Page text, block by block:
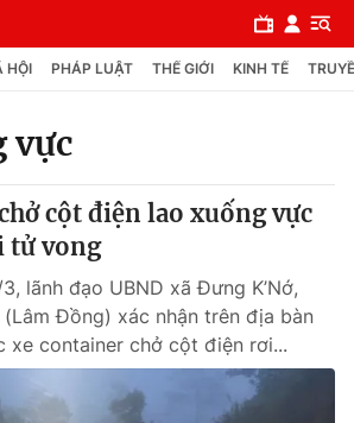
HỘI PHÁP LUẬT THẾ GIỚI KINH TẾ
vực
cột điện lao xuống vực
tử vong
lãnh đạo UBND xã Đưng K’Nớ,
Đồng) xác nhận trên địa bàn
xe container chở cột điện rơi...